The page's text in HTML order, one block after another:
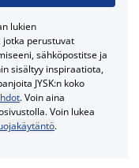
lukien
jotka perustuvat
sähköpostitse ja
sisältyy inspiraatiota,
JYSK:n koko
. Voin aina
Voin lukea
.